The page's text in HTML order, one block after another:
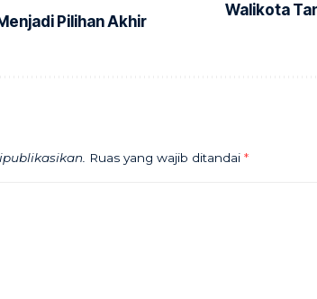
Pilihan Akhir
Walikota
Ruas yang wajib ditandai *